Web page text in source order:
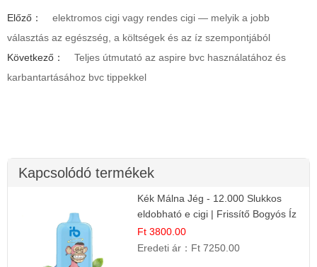
Előző：
elektromos cigi vagy rendes cigi — melyik a jobb
választás az egészség, a költségek és az íz szempontjából
Következő：
Teljes útmutató az aspire bvc használatához és
karbantartásához bvc tippekkel
Kapcsolódó termékek
Kék Málna Jég - 12.000 Slukkos
eldobható e cigi | Frissítő Bogyós Íz
Ft 3800.00
Eredeti ár： Ft 7250.00